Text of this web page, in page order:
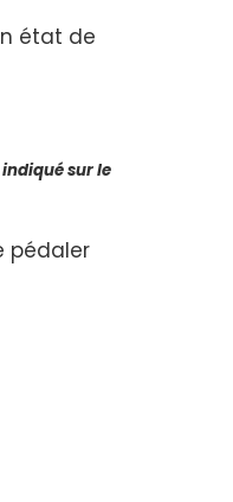
état de
sur le
pédaler